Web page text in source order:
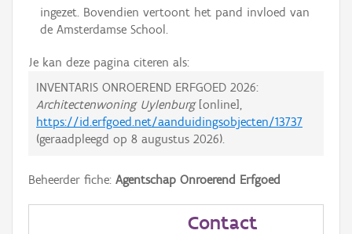
ingezet. Bovendien vertoont het pand invloed van
de Amsterdamse School.
Je kan deze pagina citeren als:
INVENTARIS ONROEREND ERFGOED 2026:
Architectenwoning Uylenburg[online],
https://id.erfgoed.net/aanduidingsobjecten/13737
(geraadpleegd op 8 augustus 2026).
Beheerder fiche: Agentschap Onroerend Erfgoed
Contact